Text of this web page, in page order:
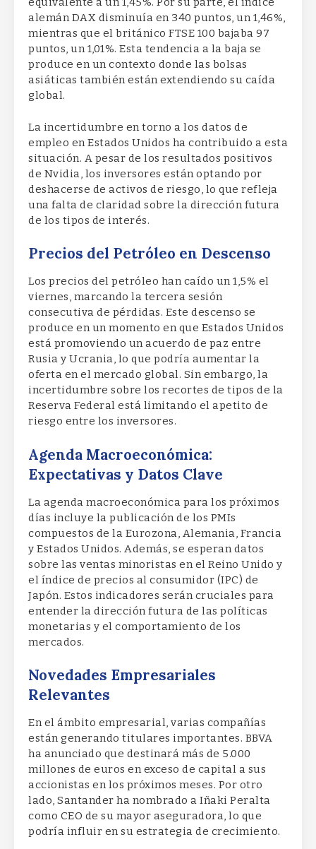
alemán DAX disminuía en 340 puntos, un 1,46%,
mientras que el británico FTSE 100 bajaba 97
puntos, un 1,01%. Esta tendencia a la baja se
produce en un contexto donde las bolsas
asiáticas también están extendiendo su caída
global.
La incertidumbre en torno a los datos de
empleo en Estados Unidos ha contribuido a esta
situación. A pesar de los resultados positivos
de Nvidia, los inversores están optando por
deshacerse de activos de riesgo, lo que refleja
una falta de claridad sobre la dirección futura
de los tipos de interés.
Precios del Petróleo en Descenso
Los precios del petróleo han caído un 1,5% el
viernes, marcando la tercera sesión
consecutiva de pérdidas. Este descenso se
produce en un momento en que Estados Unidos
está promoviendo un acuerdo de paz entre
Rusia y Ucrania, lo que podría aumentar la
oferta en el mercado global. Sin embargo, la
incertidumbre sobre los recortes de tipos de la
Reserva Federal está limitando el apetito de
riesgo entre los inversores.
Agenda Macroeconómica:
Expectativas y Datos Clave
La agenda macroeconómica para los próximos
días incluye la publicación de los PMIs
compuestos de la Eurozona, Alemania, Francia
y Estados Unidos. Además, se esperan datos
sobre las ventas minoristas en el Reino Unido y
el índice de precios al consumidor (IPC) de
Japón. Estos indicadores serán cruciales para
entender la dirección futura de las políticas
monetarias y el comportamiento de los
mercados.
Novedades Empresariales
Relevantes
En el ámbito empresarial, varias compañías
están generando titulares importantes. BBVA
ha anunciado que destinará más de 5.000
millones de euros en exceso de capital a sus
accionistas en los próximos meses. Por otro
lado, Santander ha nombrado a Iñaki Peralta
como CEO de su mayor aseguradora, lo que
podría influir en su estrategia de crecimiento.